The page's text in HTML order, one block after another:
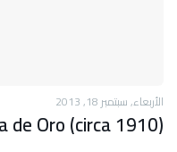
الأربعاء, سبتمبر 18, 2013
de Oro (circa 1910)